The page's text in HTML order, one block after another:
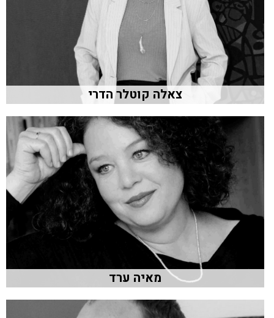
צאלה קוטלר הדרי
מאיה ערד